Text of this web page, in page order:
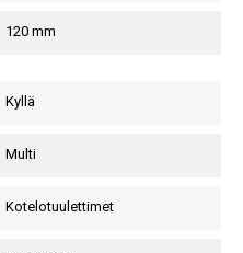
120 mm
Kyllä
Multi
Kotelotuulettimet